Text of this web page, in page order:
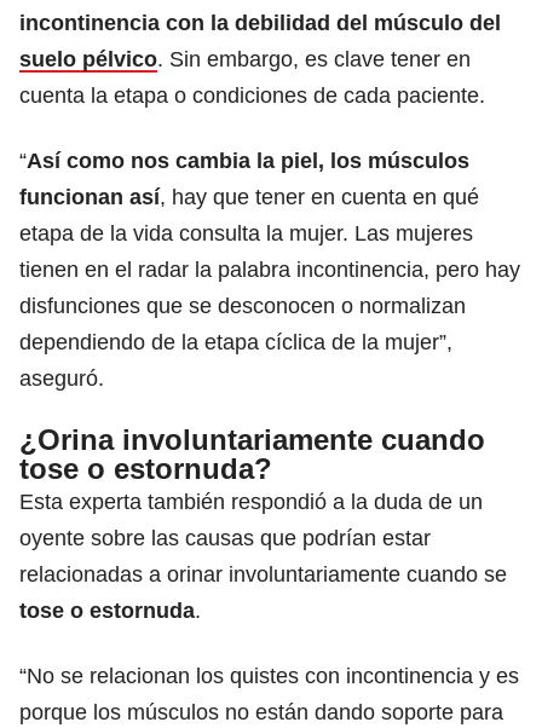
incontinencia con la debilidad del músculo del
suelo pélvico. Sin embargo, es clave tener en
cuenta la etapa o condiciones de cada paciente.
“Así como nos cambia la piel, los músculos
funcionan así, hay que tener en cuenta en qué
etapa de la vida consulta la mujer. Las mujeres
tienen en el radar la palabra incontinencia, pero hay
disfunciones que se desconocen o normalizan
dependiendo de la etapa cíclica de la mujer”,
aseguró.
¿Orina involuntariamente cuando
tose o estornuda?
Esta experta también respondió a la duda de un
oyente sobre las causas que podrían estar
relacionadas a orinar involuntariamente cuando se
tose o estornuda.
“No se relacionan los quistes con incontinencia y es
porque los músculos no están dando soporte para